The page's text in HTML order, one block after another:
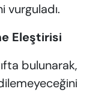
vurguladı.
Eleştirisi
bulunarak,